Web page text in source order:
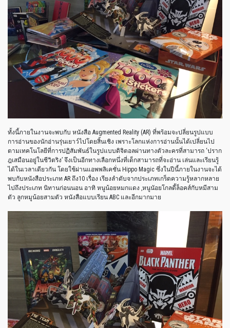
ทั้งนี้ภายในงานจะพบกับ หนังสือ Augmented Reality (AR) ที่พร้อมจะปลี่ยนรูปแบบ
การอ่านของนักอ่านรุ่นเยาว์ไปโดยสิ้นเชิง เพราะโลกแห่งการอ่านนั้นได้เปลี่ยนไป
ตามเทคโนโลยีที่การปฏิสัมพันธ์ในรูปแบบดิจิตอลผ่านทางตัวละครที่สามารถ ‘ปราก
ฎเสมือนอยู่ในชีวิตริง’ จึงเป็นอีกทางเลือกหนึ่งที่เด็กสามารถที่จะอ่าน เล่นและเรียนรู้
ได้ในเวลาเดียวกัน โดยใช้ผ่านแอพพลิเคชั่น Hippo Magic ซึ่งในปีนี้ภายในงานจะได้
พบกับหนังสือประเภท AR ถึง10 เรื่อง เรียงลำดับจากประเภทเกร็ดความรู้หลากหลาย
ไปถึงประเภท นิทานก่อนนอน อาทิ หนูน้อยหมกแดง ,หนูนัอยโกลดี้ล็อคส์กับหมีสาม
ตัว ลูกหมูน้อยสามตัว หนังสือแบบเรียน ABC และอีกมากมาย